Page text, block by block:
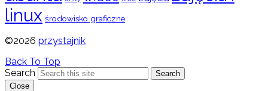
linux środowisko graficzne
©2026 przystajnik
Back To Top
Search
Search
Close